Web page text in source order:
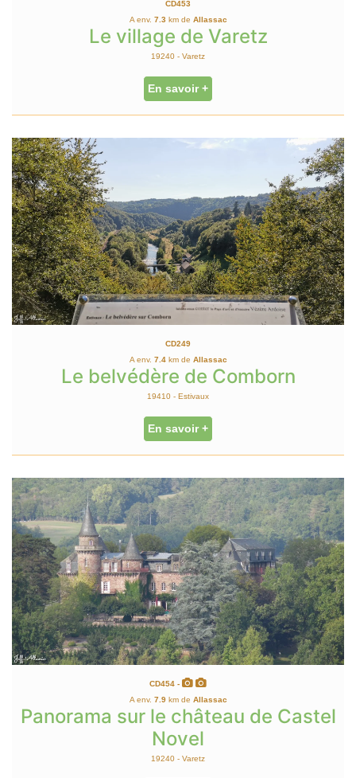
CD453
A env. 7.3km de Allassac
Le village de Varetz
19240 - Varetz
En savoir +
CD249
A env. 7.4km de Allassac
Le belvédère de Comborn
19410 - Estivaux
En savoir +
CD454 -
A env. 7.9km de Allassac
Panorama sur le château de Castel
Novel
19240 - Varetz